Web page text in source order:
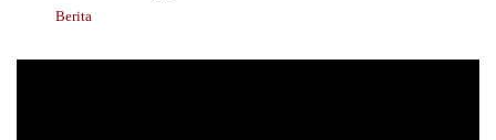
Berita